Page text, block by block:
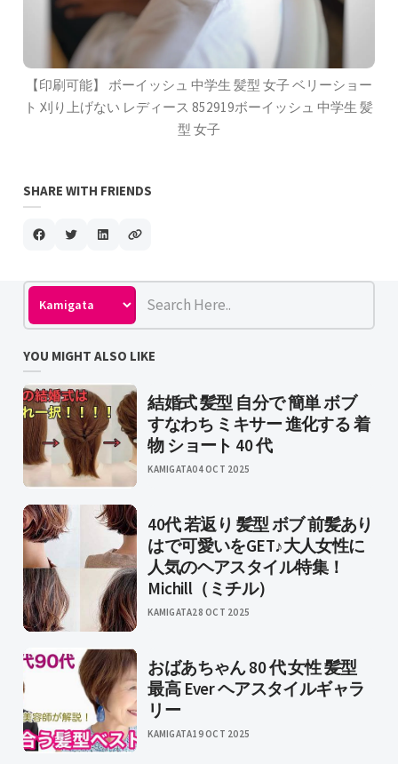
【印刷可能】 ボーイッシュ 中学生 髪型 女子 ベリーショー
ト 刈り上げない レディース 852919ボーイッシュ 中学生 髪
型 女子
SHARE WITH FRIENDS
YOU MIGHT ALSO LIKE
結婚式 髪型 自分で 簡単 ボブ
すなわち ミキサー 進化する 着
物 ショート 40 代
KAMIGATA04 OCT 2025
40代 若返り 髪型 ボブ 前髪あり
はで可愛いをGET♪大人女性に
人気のヘアスタイル特集！
Michill（ミチル）
KAMIGATA28 OCT 2025
おばあちゃん 80 代 女性 髪型
最高 Ever ヘアスタイルギャラ
リー
KAMIGATA19 OCT 2025